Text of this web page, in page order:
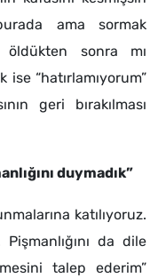
ama sormak
sonra mı
“hatırlamıyorum”
geri bırakılması
duymadık”
katılıyoruz.
da dile
talep ederim”